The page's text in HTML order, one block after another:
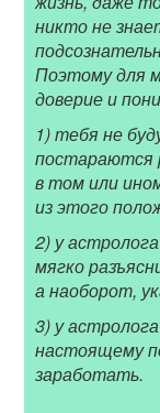
никто не
Поэтому для
доверие и
1) тебя не
постараются
в том или
из этого
2) у
мягко
а наоборот,
3) у
настоящему
заработать.